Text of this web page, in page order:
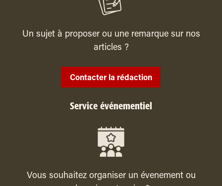
Un sujet à proposer ou une remarque sur nos
articles ?
Contacter la rédaction
Service événementiel
Vous souhaitez organiser un évenement ou